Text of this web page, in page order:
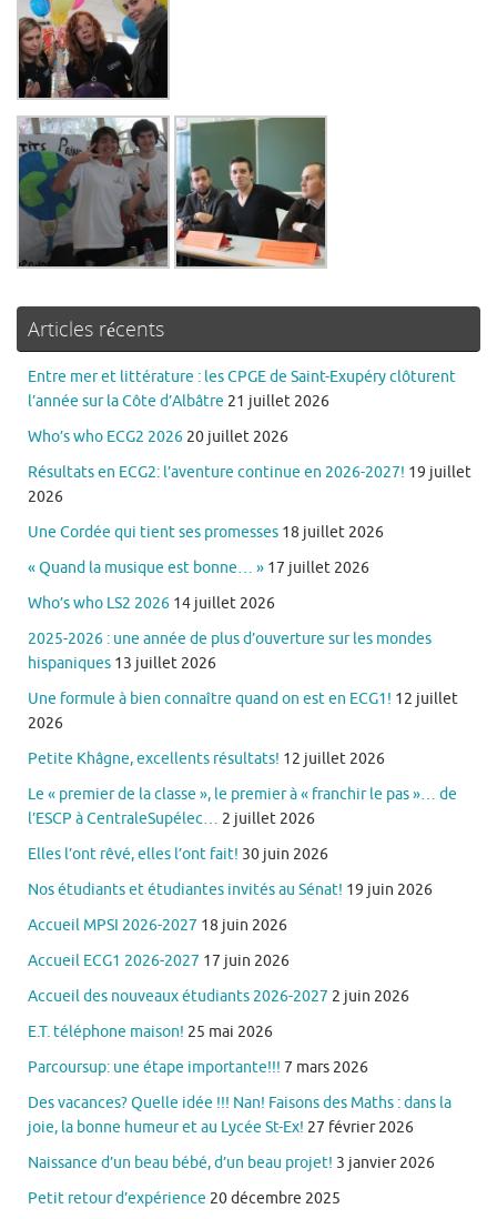
Articles récents
Entre mer et littérature : les CPGE de Saint-Exupéry clôturent
l’année sur la Côte d’Albâtre 21 juillet 2026
Who’s who ECG2 2026 20 juillet 2026
Résultats en ECG2: l’aventure continue en 2026-2027! 19 juillet
2026
Une Cordée qui tient ses promesses 18 juillet 2026
« Quand la musique est bonne… » 17 juillet 2026
Who’s who LS2 2026 14 juillet 2026
2025-2026 : une année de plus d’ouverture sur les mondes
hispaniques 13 juillet 2026
Une formule à bien connaître quand on est en ECG1! 12 juillet
2026
Petite Khâgne, excellents résultats! 12 juillet 2026
Le « premier de la classe », le premier à « franchir le pas »… de
l’ESCP à CentraleSupélec… 2 juillet 2026
Elles l’ont rêvé, elles l’ont fait! 30 juin 2026
Nos étudiants et étudiantes invités au Sénat! 19 juin 2026
Accueil MPSI 2026-2027 18 juin 2026
Accueil ECG1 2026-2027 17 juin 2026
Accueil des nouveaux étudiants 2026-2027 2 juin 2026
E.T. téléphone maison! 25 mai 2026
Parcoursup: une étape importante!!! 7 mars 2026
Des vacances? Quelle idée !!! Nan! Faisons des Maths : dans la
joie, la bonne humeur et au Lycée St-Ex! 27 février 2026
Naissance d’un beau bébé, d’un beau projet! 3 janvier 2026
Petit retour d’expérience 20 décembre 2025